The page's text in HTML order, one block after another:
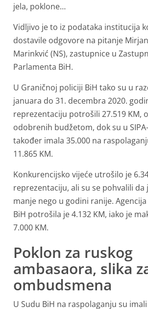
jela, poklone…
Vidljivo je to iz podataka institucija
dostavile odgovore na pitanje
Marinkvić (NS), zastupnice u
Parlamenta BiH.
U Graničnoj policiji BiH tako su u
januara do 31. decembra 2020.
reprezentaciju potrošili 27.519 KM,
odobrenih budžetom, dok su u
također imala 35.000 na
11.865 KM.
Konkurencijsko vijeće utrošilo je
reprezentaciju, ali su se pohvalili da
manje nego u godini ranije.
BiH potrošila je 4.132 KM, iako je
7.000 KM.
Poklon za ruskog
ambasaora, slika
ombudsmena
U Sudu BiH na raspolaganju su